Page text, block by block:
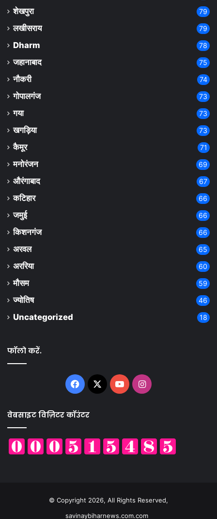
शेखपुरा 79
लखीसराय 79
Dharm 78
जहानाबाद 75
नौकरी 74
गोपालगंज 73
गया 73
खगड़िया 73
कैमूर 71
मनोरंजन 69
औरंगाबाद 67
कटिहार 66
जमुई 66
किशनगंज 66
अरवल 65
अररिया 60
मौसम 59
ज्योतिष 46
Uncategorized 18
फॉलो करें.
Facebook
X YouTubeInstagram
वेबसाइट विज़िटर कॉउंटर
© Copyright 2026, All Rights Reserved,
savinaybiharnews.com.com